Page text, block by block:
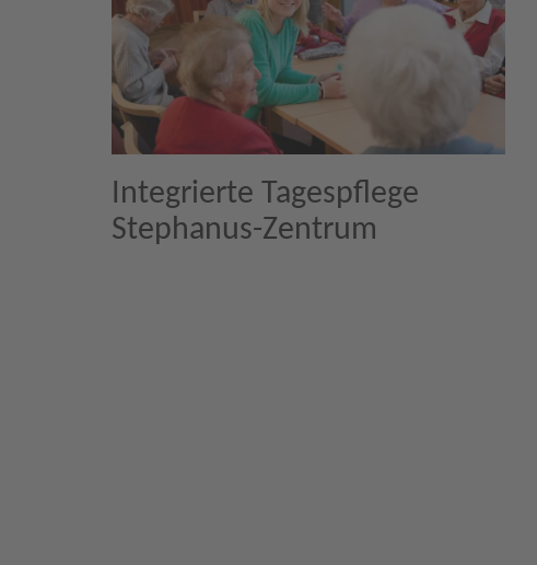
Integrierte Tagespflege
Stephanus-Zentrum